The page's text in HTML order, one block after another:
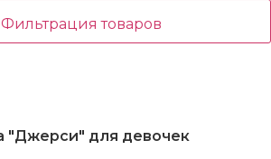
Фильтрация товаров